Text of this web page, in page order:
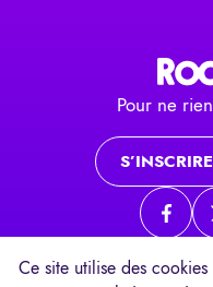
Pour ne
Page
Ce site utilise des